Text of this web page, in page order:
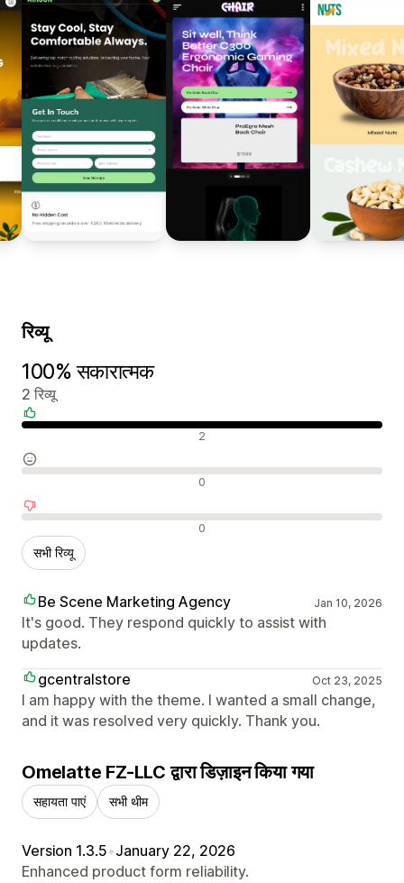
रिव्यू
100% सकारात्मक
2 रिव्यू
सकारात्मक रिव्यू 2
न्यूट्रल रिव्यू 0
नकारात्मक रिव्यू 0
सभी रिव्यू
Be Scene Marketing Agency Jan 10, 2026
It's good. They respond quickly to assist with
updates.
gcentralstore
Oct 23, 2025
I am happy with the theme. I wanted a small change,
and it was resolved very quickly. Thank you.
Omelatte FZ-LLC द्वारा डिज़ाइन किया गया
सहायता पाएं सभी थीम
Version 1.3.5•January 22, 2026
Enhanced product form reliability.